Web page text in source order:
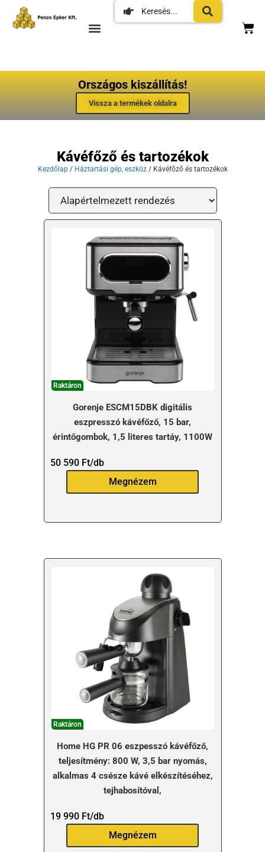
Országos kiszállítás!
Vissza a termékek oldalra
Kávéfőző és tartozékok
Kezdőlap/ Háztartási gép, eszköz/ Kávéfőző és tartozékok
Raktáron
Gorenje ESCM15DBK digitális
eszpresszó kávéfőző, 15 bar,
érintőgombok, 1,5 literes tartáy, 1100W
50 590 Ft/db
Megnézem
Raktáron
Home HG PR 06 eszpesszó kávéfőző,
teljesítmény: 800 W, 3,5 bar nyomás,
alkalmas 4 csésze kávé elkészítéséhez,
tejhabosítóval,
19 990 Ft/db
Megnézem